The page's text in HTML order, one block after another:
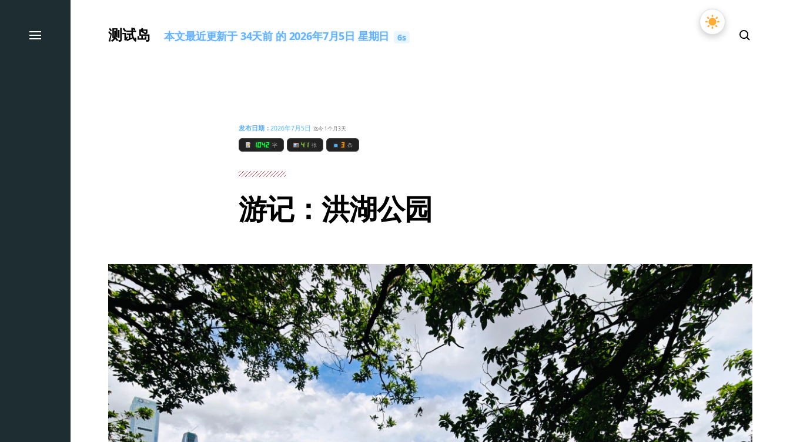
测试岛 本文最近更新于 34天前 的 2026年7月5日 星期日 4s
发布日期：2026年7月5日 迄今 1个月3天
1042 字 41 张 3 条
游记：洪湖公园